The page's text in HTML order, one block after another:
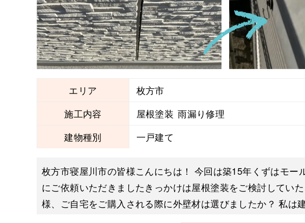
エリア
枚方市
施工内容
屋根塗装 雨漏り修理
建物種別
一戸建て
枚方市寝屋川市の皆様こんにちは！ 今回は築15年くずはモ
にご依頼いただきましたきっかけは屋根塗装をご検討してい
様、ご自宅をご購入される際に外壁材は選びましたか？ 私は